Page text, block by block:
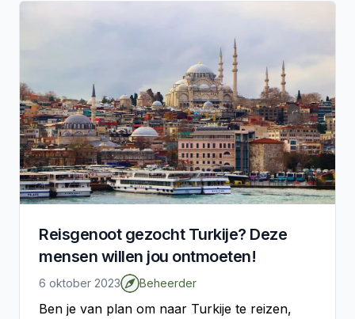
Reisgenoot gezocht Turkije? Deze
mensen willen jou ontmoeten!
6 oktober 2023 Beheerder
Ben je van plan om naar Turkije te reizen,